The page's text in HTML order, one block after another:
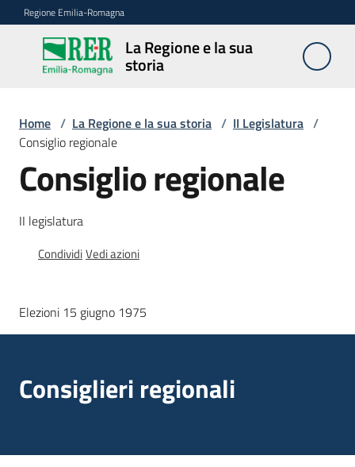
Vai al contenuto
Vai alla navigazione
Vai al footer
Regione Emilia-Romagna
La Regione e la sua
storia
La
Regione
storia
Legislature
Presidenti
Home / La Regione e la sua storia / II Legislatura /
Consiglio regionale
Consiglio regionale
II legislatura
CondividiVedi azioni
Elezioni 15 giugno 1975
Consiglieri regionali